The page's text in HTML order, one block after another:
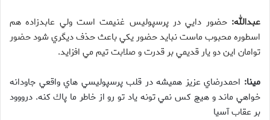
عبدالله: حضور دايي در پرسپوليس غنيمت است ولي عابدزاده هم
اسطوره محبوب ماست نبايد حضور يكي باعث حذف ديگري شود حضور
توامان اين دو يار قديمي بر قدرت و صلابت تيم مي افزايد.
مینا: احمدرضاي عزيز هميشه در قلب پرسپوليسي هاي واقعي جاودانه
خواهي ماند و هيچ كس نمي تونه ياد تو رو از خاطر ما پاك كنه. درووود
بر عقاب آسيا